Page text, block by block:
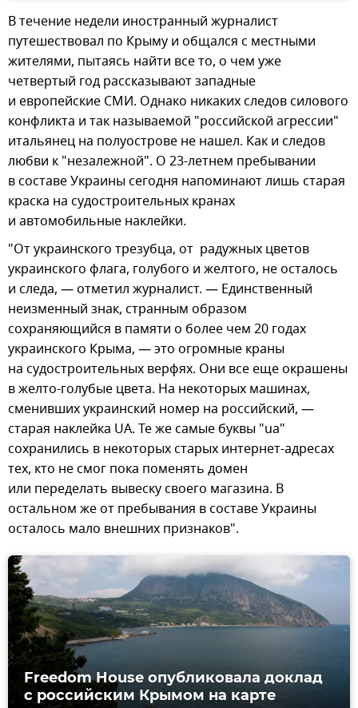
В течение недели иностранный журналист
путешествовал по Крыму и общался с местными
жителями, пытаясь найти все то, о чем уже
четвертый год рассказывают западные
и европейские СМИ. Однако никаких следов силового
конфликта и так называемой "российской агрессии"
итальянец на полуострове не нашел. Как и следов
любви к "незалежной". О 23-летнем пребывании
в составе Украины сегодня напоминают лишь старая
краска на судостроительных кранах
и автомобильные наклейки.
"От украинского трезубца, от радужных цветов
украинского флага, голубого и желтого, не осталось
и следа, — отметил журналист. — Единственный
неизменный знак, странным образом
сохраняющийся в памяти о более чем 20 годах
украинского Крыма, — это огромные краны
на судостроительных верфях. Они все еще окрашены
в желто-голубые цвета. На некоторых машинах,
сменивших украинский номер на российский, —
старая наклейка UA. Те же самые буквы "ua"
сохранились в некоторых старых интернет-адресах
тех, кто не смог пока поменять домен
или переделать вывеску своего магазина. В
остальном же от пребывания в составе Украины
осталось мало внешних признаков".
Freedom House опубликовала доклад
с российским Крымом на карте